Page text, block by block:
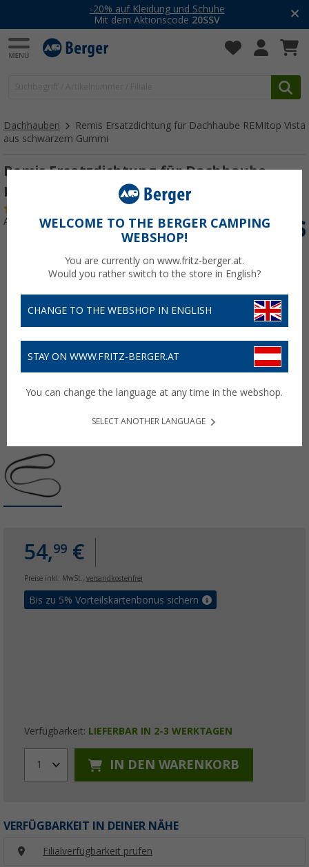
-20% auf Kleidung und Schuhe
Mit dem Aktionscode 20SSV
Dachhauben
Remis Ersatzdichtung für Dachhaube REMItop Vista
aus schwarzem Gummi
Remis Ersatzdichtung für Dachhaube
REMItop Vista aus schwarzem Gummi
Art.-Nr.: 247430
54,99 €
Preise inkl. MwSt., versandkostenfrei
Bis zu 5% Vorteilskartenbonus sichern
Verfügbarkeit: LIEFERBAR IN 2-3 WERKTAGEN
1 IN DEN WARENKORB
VERFÜGBARKEIT IN DEINER NÄHE
Filialverfügbarkeit prüfen
WELCOME TO THE BERGER CAMPING
WEBSHOP!
You are currently on www.fritz-berger.at.
Would you rather switch to the store in English?
CHANGE TO THE WEBSHOP IN ENGLISH
STAY ON WWW.FRITZ-BERGER.AT
You can change the language at any time in the webshop.
SELECT ANOTHER LANGUAGE